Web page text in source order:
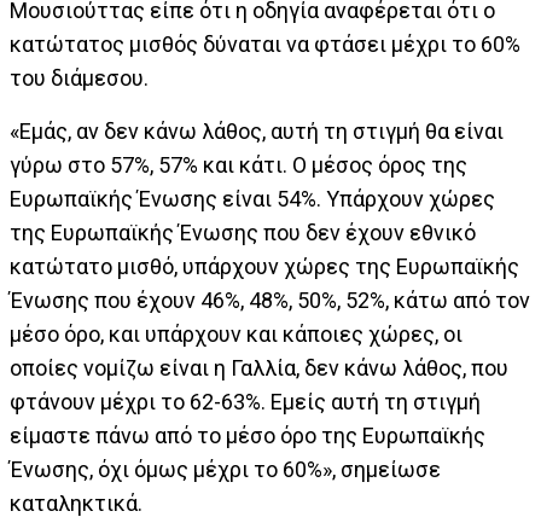
Μουσιούττας είπε ότι η οδηγία αναφέρεται ότι ο
κατώτατος μισθός δύναται να φτάσει μέχρι το 60%
του διάμεσου.
«Εμάς, αν δεν κάνω λάθος, αυτή τη στιγμή θα είναι
γύρω στο 57%, 57% και κάτι. Ο μέσος όρος της
Ευρωπαϊκής Ένωσης είναι 54%. Υπάρχουν χώρες
της Ευρωπαϊκής Ένωσης που δεν έχουν εθνικό
κατώτατο μισθό, υπάρχουν χώρες της Ευρωπαϊκής
Ένωσης που έχουν 46%, 48%, 50%, 52%, κάτω από τον
μέσο όρο, και υπάρχουν και κάποιες χώρες, οι
οποίες νομίζω είναι η Γαλλία, δεν κάνω λάθος, που
φτάνουν μέχρι το 62-63%. Εμείς αυτή τη στιγμή
είμαστε πάνω από το μέσο όρο της Ευρωπαϊκής
Ένωσης, όχι όμως μέχρι το 60%», σημείωσε
καταληκτικά.